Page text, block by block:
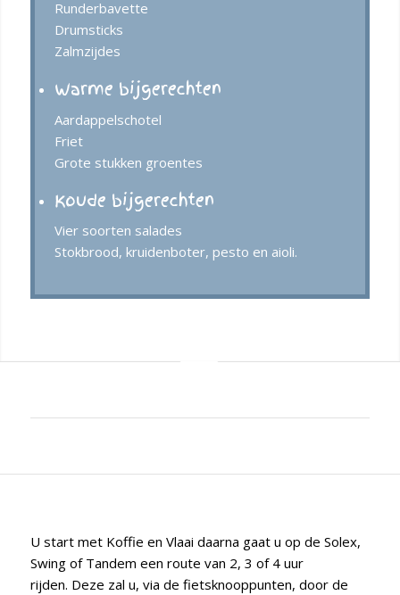
Runderbavette
Drumsticks
Zalmzijdes
Warme bijgerechten
Aardappelschotel
Friet
Grote stukken groentes
Koude bijgerechten
Vier soorten salades
Stokbrood, kruidenboter, pesto en aioli.
U start met Koffie en Vlaai daarna gaat u op de Solex,
Swing of Tandem een route van 2, 3 of 4 uur
rijden. Deze zal u, via de fietsknooppunten, door de